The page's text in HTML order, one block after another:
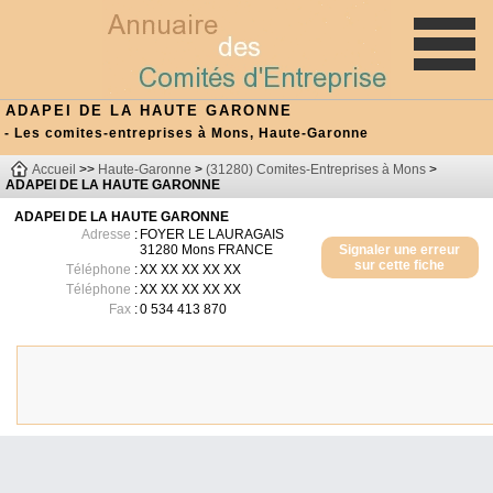
ADAPEI DE LA HAUTE GARONNE
- Les comites-entreprises à Mons, Haute-Garonne
Accueil >> Haute-Garonne > (31280) Comites-Entreprises à Mons >
ADAPEI DE LA HAUTE GARONNE
ADAPEI DE LA HAUTE GARONNE
Signaler une erreur
sur cette fiche
Adresse : FOYER LE LAURAGAIS
31280 Mons FRANCE
Téléphone :XX XX XX XX XX
Téléphone :XX XX XX XX XX
Fax :0 534 413 870